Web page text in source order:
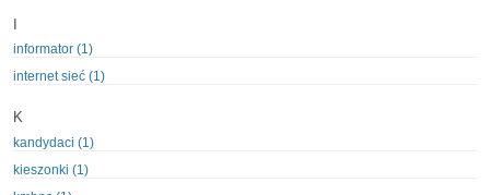
informator (1)
internet sieć (1)
K
kandydaci (1)
kieszonki (1)